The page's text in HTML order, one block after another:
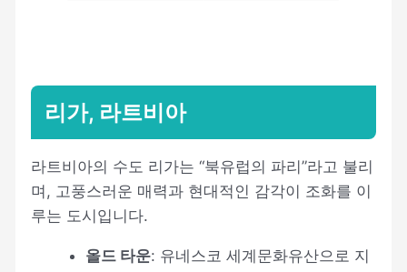
리가, 라트비아
라트비아의 수도 리가는 “북유럽의 파리”라고 불리
며, 고풍스러운 매력과 현대적인 감각이 조화를 이
루는 도시입니다.
올드 타운: 유네스코 세계문화유산으로 지